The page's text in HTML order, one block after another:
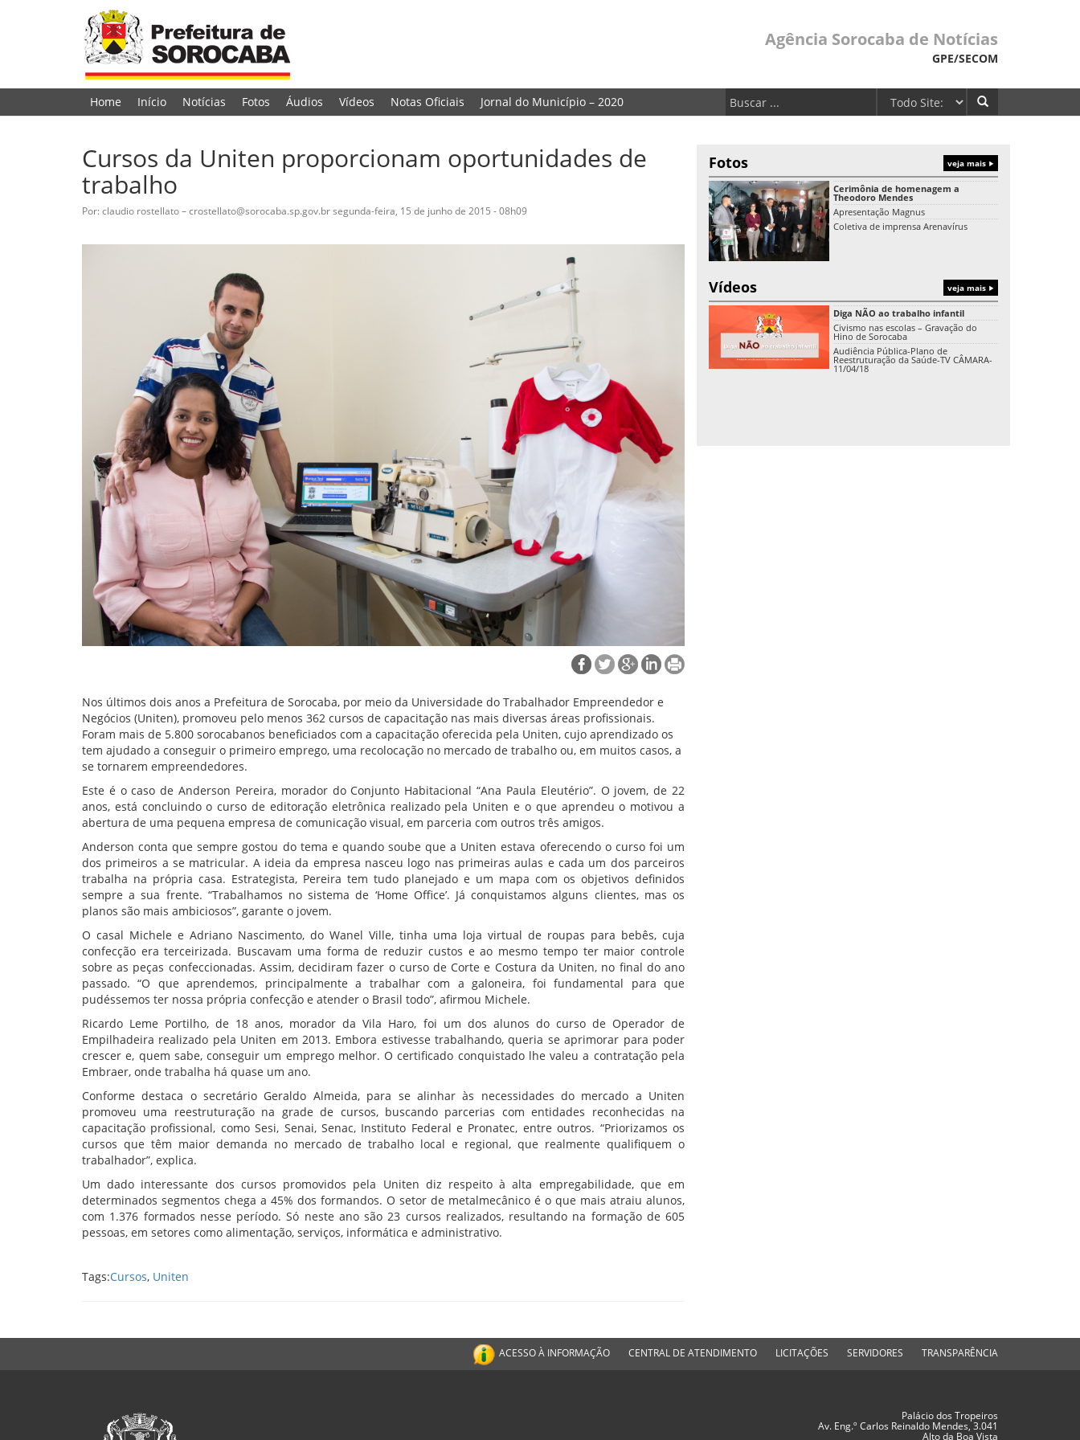
Agência Sorocaba de Notícias
GPE/SECOM
Home Início Notícias Fotos Áudios Vídeos Notas Oficiais Jornal do Município – 2020
Cursos da Uniten proporcionam oportunidades de
trabalho
Por: claudio rostellato – crostellato@sorocaba.sp.gov.brsegunda-feira, 15 de junho de 2015 - 08h09
Nos últimos dois anos a Prefeitura de Sorocaba, por meio da Universidade do Trabalhador Empreendedor e
Negócios (Uniten), promoveu pelo menos 362 cursos de capacitação nas mais diversas áreas profissionais.
Foram mais de 5.800 sorocabanos beneficiados com a capacitação oferecida pela Uniten, cujo aprendizado os
tem ajudado a conseguir o primeiro emprego, uma recolocação no mercado de trabalho ou, em muitos casos, a
se tornarem empreendedores.
Este é o caso de Anderson Pereira, morador do Conjunto Habitacional “Ana Paula Eleutério”. O jovem, de 22
anos, está concluindo o curso de editoração eletrônica realizado pela Uniten e o que aprendeu o motivou a
abertura de uma pequena empresa de comunicação visual, em parceria com outros três amigos.
Anderson conta que sempre gostou do tema e quando soube que a Uniten estava oferecendo o curso foi um
dos primeiros a se matricular. A ideia da empresa nasceu logo nas primeiras aulas e cada um dos parceiros
trabalha na própria casa. Estrategista, Pereira tem tudo planejado e um mapa com os objetivos definidos
sempre a sua frente. “Trabalhamos no sistema de ‘Home Office’. Já conquistamos alguns clientes, mas os
planos são mais ambiciosos”, garante o jovem.
O casal Michele e Adriano Nascimento, do Wanel Ville, tinha uma loja virtual de roupas para bebês, cuja
confecção era terceirizada. Buscavam uma forma de reduzir custos e ao mesmo tempo ter maior controle
sobre as peças confeccionadas. Assim, decidiram fazer o curso de Corte e Costura da Uniten, no final do ano
passado. “O que aprendemos, principalmente a trabalhar com a galoneira, foi fundamental para que
pudéssemos ter nossa própria confecção e atender o Brasil todo”, afirmou Michele.
Ricardo Leme Portilho, de 18 anos, morador da Vila Haro, foi um dos alunos do curso de Operador de
Empilhadeira realizado pela Uniten em 2013. Embora estivesse trabalhando, queria se aprimorar para poder
crescer e, quem sabe, conseguir um emprego melhor. O certificado conquistado lhe valeu a contratação pela
Embraer, onde trabalha há quase um ano.
Conforme destaca o secretário Geraldo Almeida, para se alinhar às necessidades do mercado a Uniten
promoveu uma reestruturação na grade de cursos, buscando parcerias com entidades reconhecidas na
capacitação profissional, como Sesi, Senai, Senac, Instituto Federal e Pronatec, entre outros. “Priorizamos os
cursos que têm maior demanda no mercado de trabalho local e regional, que realmente qualifiquem o
trabalhador”, explica.
Um dado interessante dos cursos promovidos pela Uniten diz respeito à alta empregabilidade, que em
determinados segmentos chega a 45% dos formandos. O setor de metalmecânico é o que mais atraiu alunos,
com 1.376 formados nesse período. Só neste ano são 23 cursos realizados, resultando na formação de 605
pessoas, em setores como alimentação, serviços, informática e administrativo.
Tags:Cursos, Uniten
Fotos veja mais
Cerimônia de homenagem a
Theodoro Mendes
Apresentação Magnus
Coletiva de imprensa Arenavírus
Vídeos veja mais
Diga NÃO ao trabalho infantil
Civismo nas escolas – Gravação do
Hino de Sorocaba
Audiência Pública-Plano de
Reestruturação da Saúde-TV CÂMARA-
11/04/18
ACESSO À INFORMAÇÃO CENTRAL DE ATENDIMENTO LICITAÇÕES SERVIDORES TRANSPARÊNCIA
Palácio dos Tropeiros
Av. Eng.º Carlos Reinaldo Mendes, 3.041
Alto da Boa Vista